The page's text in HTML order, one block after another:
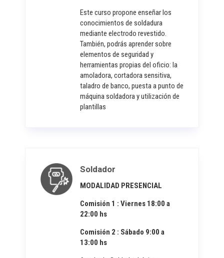
Este curso propone enseñar los
conocimientos de soldadura
mediante electrodo revestido.
También, podrás aprender sobre
elementos de seguridad y
herramientas propias del oficio: la
amoladora, cortadora sensitiva,
taladro de banco, puesta a punto de
máquina soldadora y utilización de
plantillas
Soldador
MODALIDAD PRESENCIAL
Comisión 1 : Viernes 18:00 a
22:00 hs
Comisión 2 : Sábado 9:00 a
13:00 hs